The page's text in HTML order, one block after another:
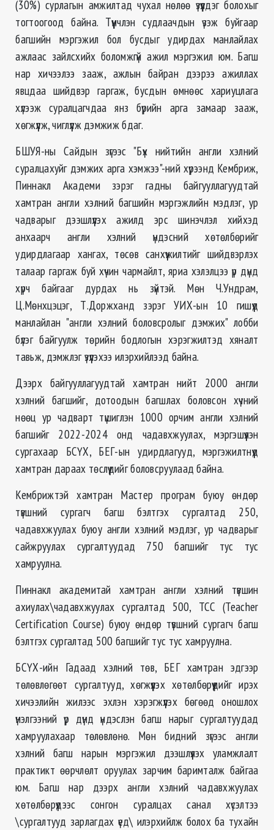
(30%) сурлагын амжилтад чухал нөлөө үзүүлдэг болохыг
тогтоогоод байна. Түүнчлэн судлаачдын үзэж буйгаар
багшийн мэргэжил бол бусдыг удирдах манлайлах
ажлаас зайлсхийх боломжгүй ажил мэргэжил юм. Багш
нар хичээлээ зааж, ажлын байран дээрээ ажиллах
явцдаа шийдвэр гаргаж, бусдын өмнөөс хариуцлага
хүлээж суралцагчдаа янз бүрийн арга замаар зааж,
хөгжүүлж, чиглүүлж дэмжиж бдаг.
БШУЯ-ны Сайдын зүгээс "Бүх нийтийн англи хэлний
суралцахуйг дэмжих арга хэмжээ"-ний хүрээнд Кембриж,
Пиннакл Академи зэрэг гадны байгууллагуудтай
хамтран англи хэлний багшийн мэргэжлийн мэдлэг, ур
чадварыг дээшлүүлэх ажилд эрс шинэчлэл хийхэд
анхаарч англи хэлний үндэсний хөтөлбөрийг
удирдлагаар хангах, төсөв санхүүжилтийг шийдвэрлэх
талаар гаргаж буй хүчин чармайлт, яриа хэлэлцээ үр дүнд
хүрч байгааг дурдах нь зүйтэй. Мөн Ч.Ундрам,
Ц.Мөнхцэцэг, Т.Доржханд зэрэг УИХ-ын 10 гишүүд
манлайлан "англи хэлний боловсролыг дэмжих" лобби
бүлэг байгуулж төрийн бодлогын хэрэгжилтэд хяналт
тавьж, дэмжлэг үзүүлэхээ илэрхийлээд байна.
Дээрх байгууллагуудтай хамтран нийт 2000 англи
хэлний багшийг, дотоодын багшлах боловсон хүчний
нөөц ур чадварт түшиглэн 1000 орчим англи хэлний
багшийг 2022-2024 онд чадавхжуулах, мэргэшүүлэн
сургахаар БСҮХ, БЕГ-ын удирдлагууд, мэргэжилтнүүд
хамтран дараах төслүүдийг боловсруулаад байна.
Кембрижтэй хамтран Мастер програм буюу өндөр
түвшний сургагч багш бэлтгэх сургалтад 250,
чадавхжуулах буюу англи хэлний мэдлэг, ур чадварыг
сайжруулах сургалтуудад 750 багшийг тус тус
хамруулна.
Пиннакл академитай хамтран англи хэлний түвшин
ахиулах\чадавхжуулах сургалтад 500, ТСС (Teacher
Certification Course) буюу өндөр түвшний сургагч багш
бэлтгэх сургалтад 500 багшийг тус тус хамруулна.
БСҮХ-ийн Гадаад хэлний төв, БЕГ хамтран эдгээр
төлөвлөгөөт сургалтууд, хөгжүүлэх хөтөлбөрүүдийг ирэх
хичээлийн жилээс эхлэн хэрэгжүүлэх бөгөөд оношлох
үнэлгээний үр дүнд үндэслэн багш нарыг сургалтуудад
хамруулахаар төлөвлөнө. Мөн бидний зүгээс англи
хэлний багш нарын мэргэжил дээшлүүлэх уламжлалт
практикт өөрчлөлт оруулах зарчим баримталж байгаа
юм. Багш нар дээрх англи хэлний чадавхжуулах
хөтөлбөрүүдээс сонгон суралцах санал хүсэлтээ
\сургалтууд зарлагдах үед\ илэрхийлж болох ба тухайн